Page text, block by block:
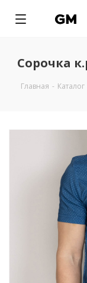
Сорочка
Главная - Каталог